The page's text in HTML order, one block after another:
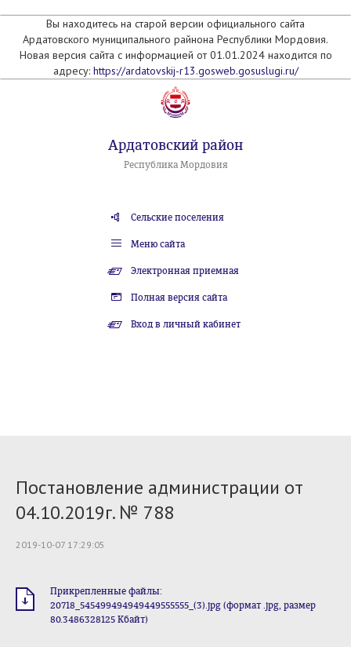
Вы находитесь на старой версии официального сайта
Ардатовского муниципального райнона Республики Мордовия.
Новая версия сайта с информацией от 01.01.2024 находится по
адресу: https://ardatovskij-r13.gosweb.gosuslugi.ru/
Ардатовский район
Республика Мордовия
Сельские поселения
Меню сайта
Электронная приемная
Полная версия сайта
Вход в личный кабинет
Постановление администрации от
04.10.2019г. № 788
2019-10-07 17:29:05
Прикрепленные файлы:
20718_545499494949449555555_(3).jpg (формат .jpg, размер
80.3486328125 Кбайт)